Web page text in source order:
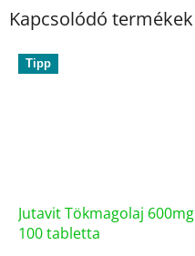
Kapcsolódó termékek
Tipp
Jutavit Tökmagolaj 600mg
100 tabletta